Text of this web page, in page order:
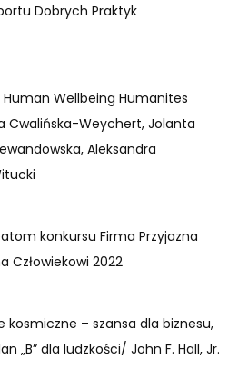
Dobrych Praktyk
Human Wellbeing Humanites
Cwalińska-Weychert, Jolanta
Aleksandra
konkursu Firma Przyjazna
Człowiekowi 2022
kosmiczne – szansa dla biznesu,
„B” dla ludzkości/ John F. Hall, Jr.